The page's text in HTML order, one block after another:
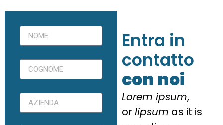
Entra in
contatto
con noi
Lorem ipsum,
orlipsum as it is